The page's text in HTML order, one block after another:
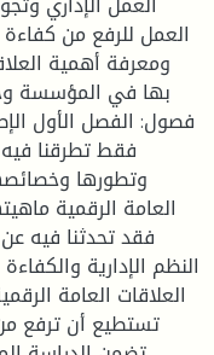
العمل للرفع من
ومعرفة أهمية
بها في المؤسسة
فصول: الفصل الأول
فقط تطرقنا
وتطورها
العامة الرقمية
فقد تحدثنا فيه عن
النظم الإدارية
العلاقات العامة
تستطيع أن ترفع